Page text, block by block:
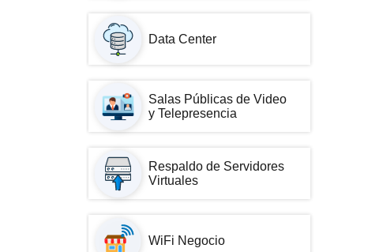
Data Center
Salas Públicas de Video
y Telepresencia
Respaldo de Servidores
Virtuales
WiFi Negocio